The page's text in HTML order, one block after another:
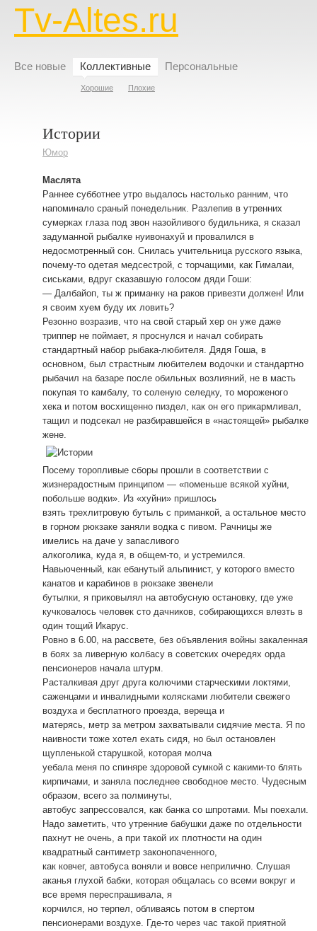
Tv-Altes.ru
Все новые Коллективные
Хорошие Плохие
Персональные
Истории
Юмор
Маслята
Раннее субботнее утро выдалось настолько ранним, что
напоминало сраный понедельник. Разлепив в утренних
сумерках глаза под звон назойливого будильника, я сказал
задуманной рыбалке нуивонахуй и провалился в
недосмотренный сон. Снилась учительница русского языка,
почему-то одетая медсестрой, с торчащими, как Гималаи,
сиськами, вдруг сказавшую голосом дяди Гоши:
— Далбайоп, ты ж приманку на раков привезти должен! Или
я своим хуем буду их ловить?
Резонно возразив, что на свой старый хер он уже даже
триппер не поймает, я проснулся и начал собирать
стандартный набор рыбака-любителя. Дядя Гоша, в
основном, был страстным любителем водочки и стандартно
рыбачил на базаре после обильных возлияний, не в масть
покупая то камбалу, то соленую селедку, то мороженого
хека и потом восхищенно пиздел, как он его прикармливал,
тащил и подсекал не разбиравшейся в «настоящей» рыбалке
жене.
Посему торопливые сборы прошли в соответствии с
жизнерадостным принципом — «поменьше всякой хуйни,
побольше водки». Из «хуйни» пришлось
взять трехлитровую бутыль с приманкой, а остальное место
в горном рюкзаке заняли водка с пивом. Рачницы же
имелись на даче у запасливого
алкоголика, куда я, в общем-то, и устремился.
Навьюченный, как ебанутый альпинист, у которого вместо
канатов и карабинов в рюкзаке звенели
бутылки, я приковылял на автобусную остановку, где уже
кучковалось человек сто дачников, собирающихся влезть в
один тощий Икарус.
Ровно в 6.00, на рассвете, без объявления войны закаленная
в боях за ливерную колбасу в советских очередях орда
пенсионеров начала штурм.
Расталкивая друг друга колючими старческими локтями,
саженцами и инвалидными колясками любители свежего
воздуха и бесплатного проезда, вереща и
матерясь, метр за метром захватывали сидячие места. Я по
наивности тоже хотел ехать сидя, но был остановлен
щупленькой старушкой, которая молча
уебала меня по спиняре здоровой сумкой с какими-то блять
кирпичами, и заняла последнее свободное место. Чудесным
образом, всего за полминуты,
автобус запрессовался, как банка со шпротами. Мы поехали.
Надо заметить, что утренние бабушки даже по отдельности
пахнут не очень, а при такой их плотности на один
квадратный сантиметр законопаченного,
как ковчег, автобуса воняли и вовсе неприлично. Слушая
аканья глухой бабки, которая общалась со всеми вокруг и
все время переспрашивала, я
корчился, но терпел, обливаясь потом в спертом
пенсионерами воздухе. Где-то через час такой приятной